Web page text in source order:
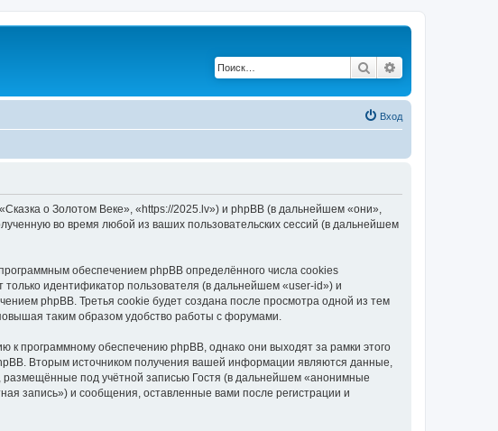
Поиск
Вход
о Золотом Веке», «https://2025.lv») и phpBB (в дальнейшем «они»,
во время любой из ваших пользовательских сессий (в дальнейшем
обеспечением phpBB определённого числа cookies
идентификатор пользователя (в дальнейшем «user-id») и
phpBB. Третья cookie будет создана после просмотра одной из тем
таким образом удобство работы с форумами.
программному обеспечению phpBB, однако они выходят за рамки этого
Вторым источником получения вашей информации являются данные,
под учётной записью Гостя (в дальнейшем «анонимные
запись») и сообщения, оставленные вами после регистрации и